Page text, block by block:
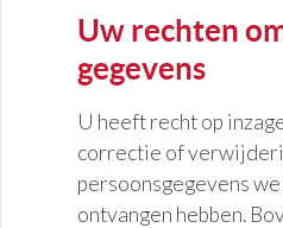
Uw rechten
gegevens
U heeft recht op
correctie of
persoonsgegevens
ontvangen hebben.